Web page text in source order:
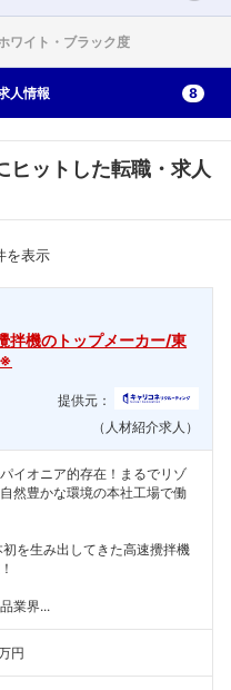
ワイト・ ブラック度
人情報 8
ヒットした転職・求人
を表示
拌機のトップメーカー/東
提供元：
（人材紹介求人）
イオニア的存在！まるでリゾ
然豊かな環境の本社工場で働
を生み出してきた高速攪拌機
業界...
円